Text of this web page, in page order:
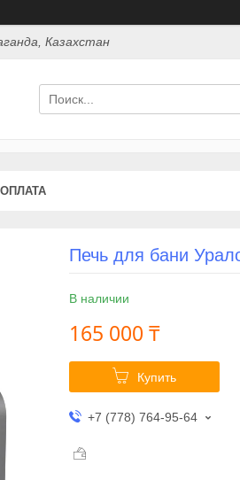
Казахстан
Печь для бани
В наличии
165 000 ₸
Купить
+7 (778) 764-95-64